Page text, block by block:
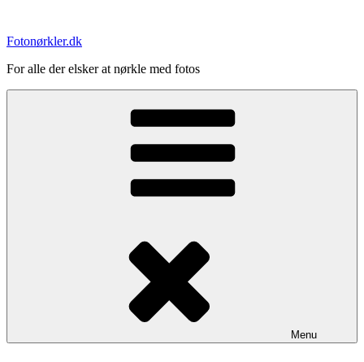
indhold
Fotonørkler.dk
For alle der elsker at nørkle med fotos
Menu